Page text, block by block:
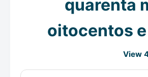
quarenta
oitocentos
View